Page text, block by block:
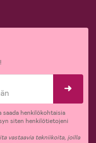
henkilökohtaisia
siten henkilötietojeni
vastaavia tekniikoita, joilla